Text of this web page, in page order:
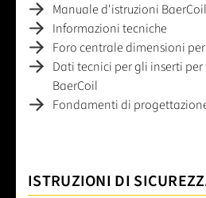
Manuale d'istruzioni BaerCoil
Informazioni tecniche
Foro centrale dimensioni
Dati tecnici per gli inserti
BaerCoil
Fondamenti di
ISTRUZIONI DI